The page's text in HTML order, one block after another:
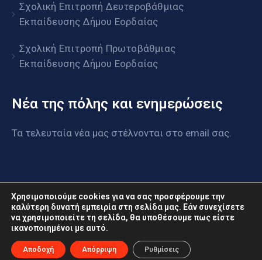
Σχολική Επιτροπή Δευτεροβάθμιας
Εκπαίδευσης Δήμου Εορδαίας
Σχολική Επιτροπή Πρωτοβάθμιας
Εκπαίδευσης Δήμου Εορδαίας
Νέα της πόλης και ενημερώσεις
Τα τελευταία νέα μας στέλνονται στο email σας.
www.eordaia.gov.gr © 2022. Με επιφύλαξη παντός
δικαιώματος
Χρησιμοποιούμε cookies για να σας προσφέρουμε την
καλύτερη δυνατή εμπειρία στη σελίδα μας. Εάν συνεχίσετε
να χρησιμοποιείτε τη σελίδα, θα υποθέσουμε πως είστε
ικανοποιημένοι με αυτό.
Αποδοχή Απόρριψη Ρυθμίσεις